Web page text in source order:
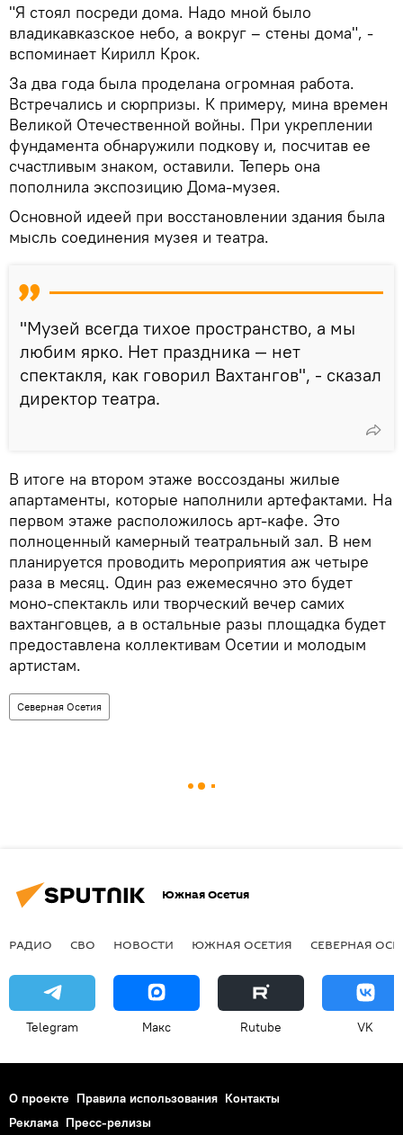
"Я стоял посреди дома. Надо мной было
владикавказское небо, а вокруг – стены дома", -
вспоминает Кирилл Крок.
За два года была проделана огромная работа.
Встречались и сюрпризы. К примеру, мина времен
Великой Отечественной войны. При укреплении
фундамента обнаружили подкову и, посчитав ее
счастливым знаком, оставили. Теперь она
пополнила экспозицию Дома-музея.
Основной идеей при восстановлении здания была
мысль соединения музея и театра.
"Музей всегда тихое пространство, а мы
любим ярко. Нет праздника — нет
спектакля, как говорил Вахтангов", - сказал
директор театра.
В итоге на втором этаже воссозданы жилые
апартаменты, которые наполнили артефактами. На
первом этаже расположилось арт-кафе. Это
полноценный камерный театральный зал. В нем
планируется проводить мероприятия аж четыре
раза в месяц. Один раз ежемесячно это будет
моно-спектакль или творческий вечер самих
вахтанговцев, а в остальные разы площадка будет
предоставлена коллективам Осетии и молодым
артистам.
Северная Осетия
Южная Осетия
РАДИО СВО НОВОСТИ ЮЖНАЯ ОСЕТИЯ СЕВЕРНАЯ
Telegram Макс Rutube VK
О проекте Правила использования Контакты
Реклама Пресс-релизы